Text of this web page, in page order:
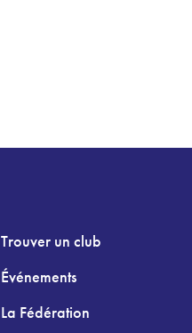
Trouver un club
Événements
La Fédération